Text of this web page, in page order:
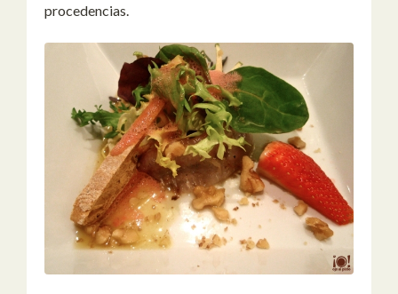
procedencias.